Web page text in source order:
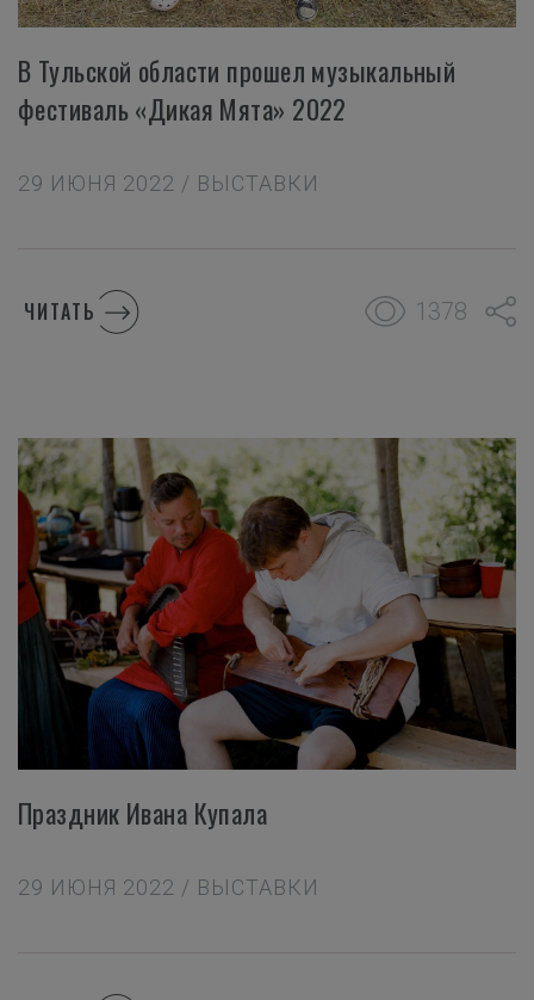
В Тульской области прошел музыкальный
фестиваль «Дикая Мята» 2022
29 ИЮНЯ 2022 / ВЫСТАВКИ
ЧИТАТЬ 1378
Праздник Ивана Купала
29 ИЮНЯ 2022 / ВЫСТАВКИ